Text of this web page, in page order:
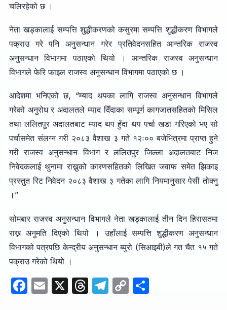
चलिरहेको छ ।
नेता खड्कालाई सम्पत्ति शुद्धीकरणको कसुरमा सम्पत्ति शुद्धीकरण विभागले
पक्राउ गरे पनि अनुसन्धान गरेर प्रतिवेदनसहित आन्तरिक राजस्व
अनुसन्धान विभागमा पठाएको थियो । आन्तरिक राजस्व अनुसन्धान
विभागले फेरि फाइल राजस्व अनुसन्धान विभागमा पठाएको छ ।
आदेशमा भनिएको छ, “म्याद थपका लागि राजस्व अनुसन्धान विभागले
गरेको अनुरोध र अदालतले म्याद दिँदाका सम्पूर्ण कागजातसहितको मिसिल
तथा ललितपुर अदालतबाट म्याद थप हुँदा थप पर्चा खडा गरिएको भए सो
पर्चासमेत संलग्न गरी २०८३ वैशाख ३ गते १२ः०० बजेभित्रमा प्राप्त हुने
गरी राजस्व अनुसन्धान विभाग र ललितपुर जिल्ला अदालतबाट निज
निवेदकलाई थुनामा राख्नुको कारणसहितको लिखित जवाफ समेत झिकाइ
प्रस्तुत रिट निवेदन २०८३ वैशाख ३ गतेका लागि नियमानुसार पेसी तोक्नु
।”
सोमबार राजस्व अनुसन्धान विभागले नेता खड्कालाई तीन दिन हिरासतमा
राख्न अनुमति दिएको थियो । उहाँलाई सम्पत्ति शुद्धीकरण अनुसन्धान
विभागको पत्रपछि केन्द्रीय अनुसन्धान ब्युरो (सिआइबी)ले गत चैत १५ गते
पक्राउ गरेको थियो ।
F E X T T C S